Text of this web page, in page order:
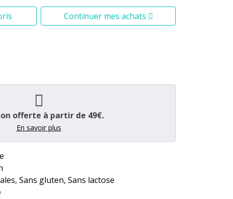
Continuer mes achats
offerte à partir de 49€.
En savoir plus
Sans gluten, Sans lactose